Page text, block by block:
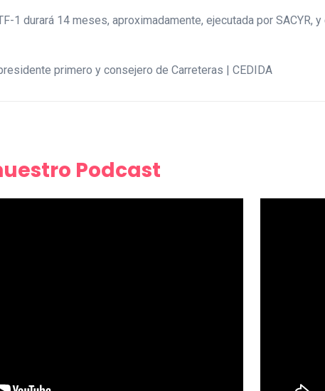
1 durará 14 meses, aproximadamente, ejecutada por
primero y consejero de Carreteras | CEDIDA
Podcast